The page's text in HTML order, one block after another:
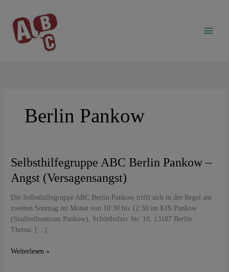
springen
Berlin Pankow
Selbsthilfegruppe ABC Berlin Pankow –
Angst (Versagensangst)
Die Selbsthilfegruppe ABC Berlin Pankow trifft sich in der Regel am
zweiten Sonntag im Monat von 10:30 bis 12:30 im KIS Pankow
(Stadtteilzentrum Pankow), Schönholzer Str. 10, 13187 Berlin.
Thema: […]
Selbsthilfegruppe
Berlin
–
Angst
(Versagensangst)
Weiterlesen »